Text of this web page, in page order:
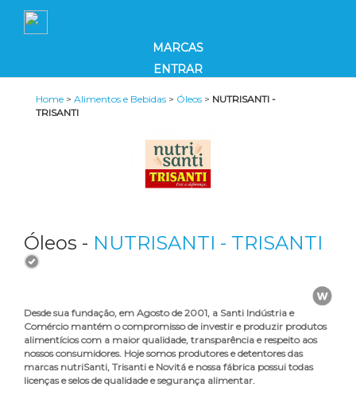
MARCAS
ENTRAR
Home > Alimentos e Bebidas > Óleos > NUTRISANTI -
TRISANTI
Óleos - NUTRISANTI - TRISANTI
Desde sua fundação, em Agosto de 2001, a Santi Indústria e
Comércio mantém o compromisso de investir e produzir produtos
alimentícios com a maior qualidade, transparência e respeito aos
nossos consumidores. Hoje somos produtores e detentores das
marcas nutriSanti, Trisanti e Novitá e nossa fábrica possui todas
licenças e selos de qualidade e segurança alimentar.